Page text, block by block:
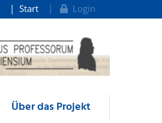
Start Login
Über das Projekt